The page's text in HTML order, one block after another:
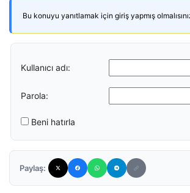
Bu konuyu yanıtlamak için giriş yapmış
Kullanıcı adı:
Parola:
Beni hatırla
Paylaş: